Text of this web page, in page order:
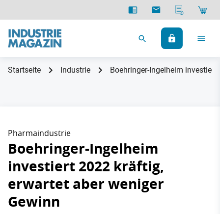
Startseite Industrie Boehringer-Ingelheim
Pharmaindustrie
Boehringer-Ingelheim
investiert 2022 kräftig,
erwartet aber weniger
Gewinn